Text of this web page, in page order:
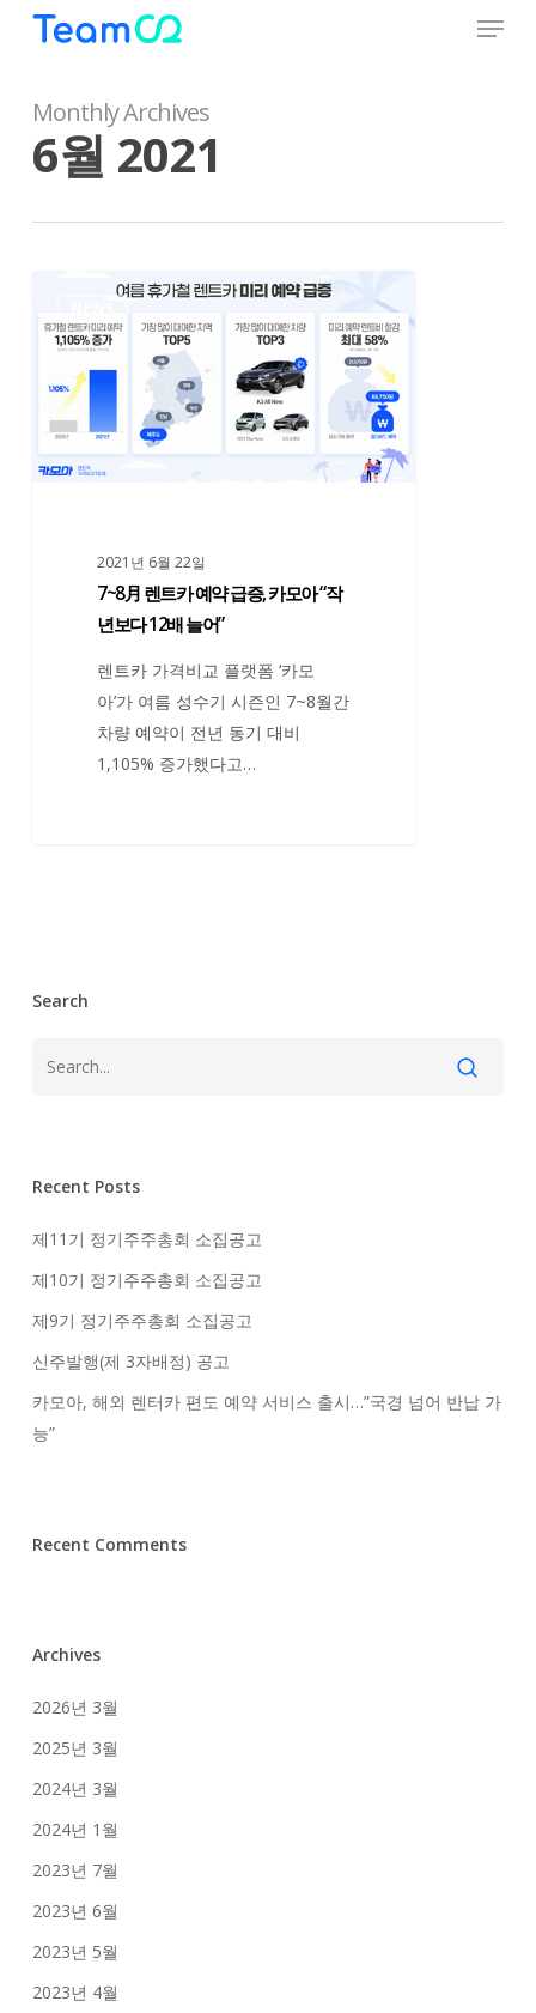
content
Menu
Monthly Archives
6월 2021
약
2021년 6월 22일
7~8月 렌트카 예약 급증, 카모아 “작
년보다 12배 늘어”
렌트카 가격비교 플랫폼 ‘카모
아’가 여름 성수기 시즌인 7~8월간
차량 예약이 전년 동기 대비
1,105% 증가했다고…
Search
Recent Posts
제11기 정기주주총회 소집공고
제10기 정기주주총회 소집공고
제9기 정기주주총회 소집공고
신주발행(제 3자배정) 공고
카모아, 해외 렌터카 편도 예약 서비스 출시…”국경 넘어 반납 가
능”
Recent Comments
Archives
2026년 3월
2025년 3월
2024년 3월
2024년 1월
2023년 7월
2023년 6월
2023년 5월
2023년 4월